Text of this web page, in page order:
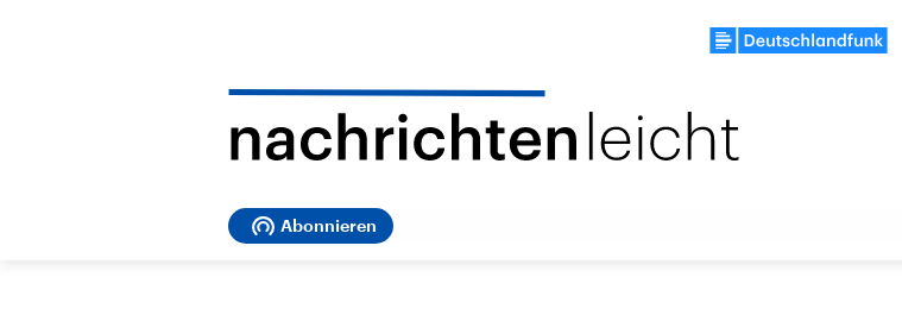
Abonnieren